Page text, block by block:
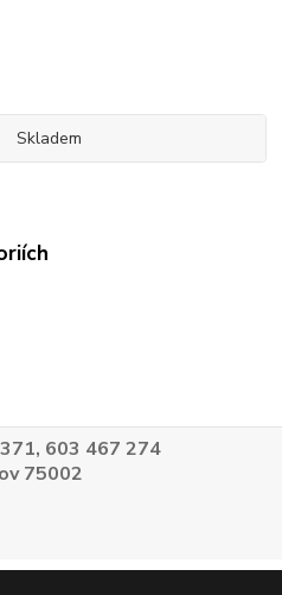
Skladem
603 467 274
75002